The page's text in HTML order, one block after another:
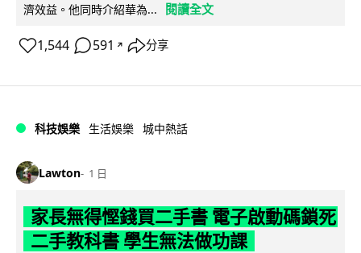
濟效益。他同時介紹華為...
閱讀全文
1,544 591 ↗ 分享
科技娛樂 生活娛樂 城中熱話
Lawton 1 日
家長無得慳錢買二手書 電子啟動碼鎖死
二手教科書 學生無法做功課